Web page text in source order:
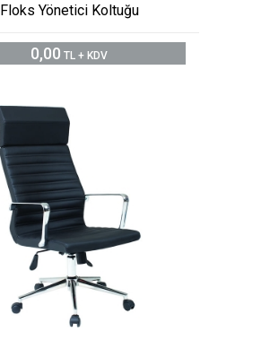
Floks Yönetici Koltuğu
0,00 TL + KDV